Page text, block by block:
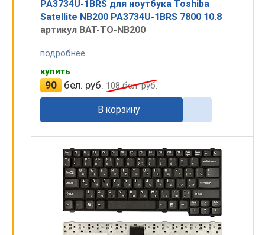
PA3734U-1BRS для ноутбука Toshiba
Satellite NB200 PA3734U-1BRS 7800 10.8
артикул BAT-TO-NB200
подробнее
купить
90 бел. руб. 108бел. руб.
В корзину